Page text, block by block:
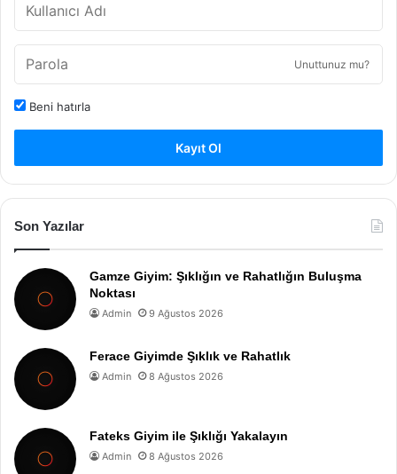
Unuttunuz mu?
Beni hatırla
Kayıt Ol
Son Yazılar
Gamze Giyim: Şıklığın ve Rahatlığın Buluşma
Noktası
Admin 9 Ağustos 2026
Ferace Giyimde Şıklık ve Rahatlık
Admin 8 Ağustos 2026
Fateks Giyim ile Şıklığı Yakalayın
Admin 8 Ağustos 2026